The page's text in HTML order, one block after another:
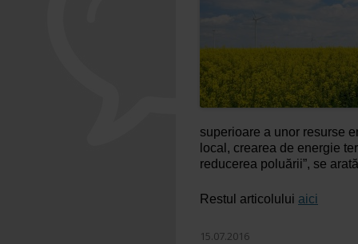
superioare a unor resurse
local, crearea de energie
reducerea poluării”, se
Restul articolului aici
15.07.2016